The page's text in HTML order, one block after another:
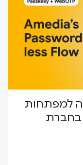
בהרשמה למפתחות
גישה באמצעות WebOTP בחברת